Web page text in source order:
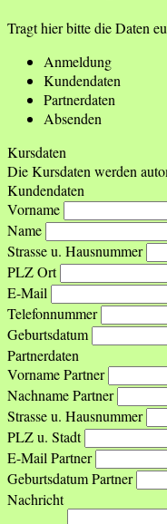
Tragt hier bitte die Daten
Anmeldung
Kundendaten
Partnerdaten
Absenden
Kursdaten
Die Kursdaten werden
Kundendaten
Vorname
Name
Strasse u. Hausnummer
PLZ Ort
E-Mail
Telefonnummer
Geburtsdatum
Partnerdaten
Vorname Partner
Nachname Partner
Strasse u. Hausnummer
PLZ u. Stadt
E-Mail Partner
Geburtsdatum Partner
Nachricht